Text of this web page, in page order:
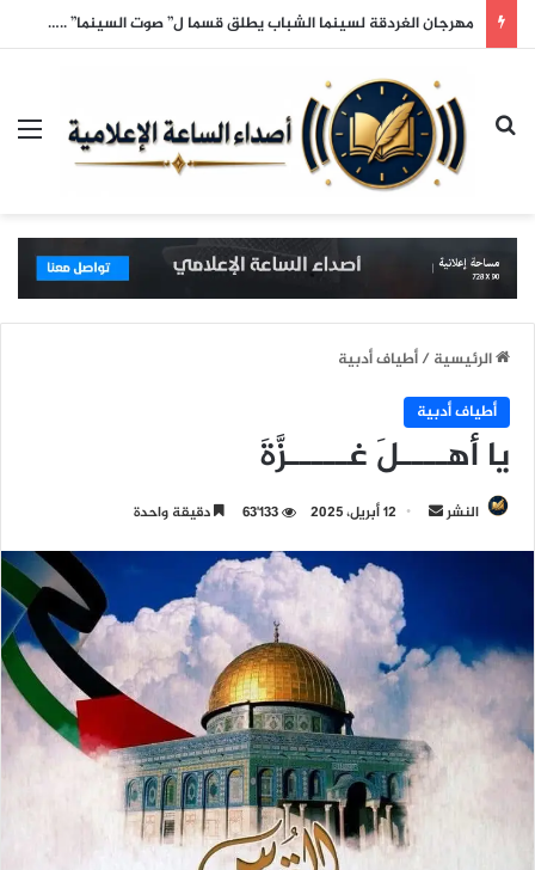
مهرجان الغردقة لسينما الشباب يطلق قسما ل” صوت السينما” ..وحمادة هلال أول المكرمين
بحث عن
الرئيسية/أطياف أدبية
أطياف أدبية
يا أهــــلَ غـــــزَّةَ
النشر
ر
د
ا
12 أبريل، 2025 63٬133 دقيقة واحدة